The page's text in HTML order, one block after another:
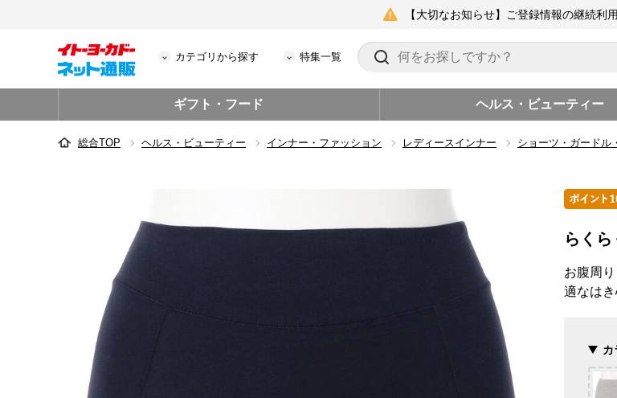
【大切なお知らせ】ご登録情報の継続利
カテゴリから探す 特集一覧
ギフト・フード ヘルス・ビューティー
総合TOP ヘルス・ビューティー インナー・ファッション レディースインナー ショーツ・ガードル
らく
お腹周
適なは
カ